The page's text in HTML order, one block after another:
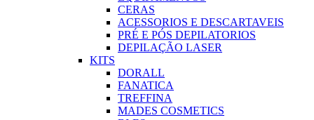
CERAS
ACESSORIOS E DESCARTAVEIS
PRÉ E PÓS DEPILATORIOS
DEPILAÇÃO LASER
KITS
DORALL
FANATICA
TREFFINA
MADES COSMETICS